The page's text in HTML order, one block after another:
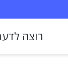
רוצה